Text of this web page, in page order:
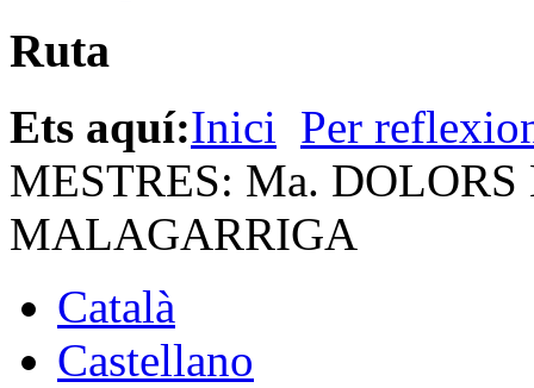
Ruta
Ets aquí:Inici Per
MESTRES: Ma.
MALAGARRIGA
Català
Castellano